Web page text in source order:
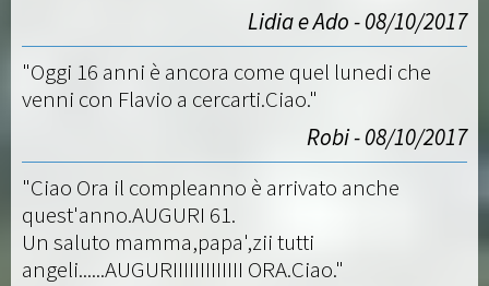
Lidia e Ado - 08/10/2017
"Oggi 16 anni è ancora come quel lunedi che
venni con Flavio a cercarti.Ciao."
Robi - 08/10/2017
"Ciao Ora il compleanno è arrivato anche
quest'anno.AUGURI 61.
Un saluto mamma,papa',zii tutti
angeli......AUGURIIIIIIIIIIIII ORA.Ciao."